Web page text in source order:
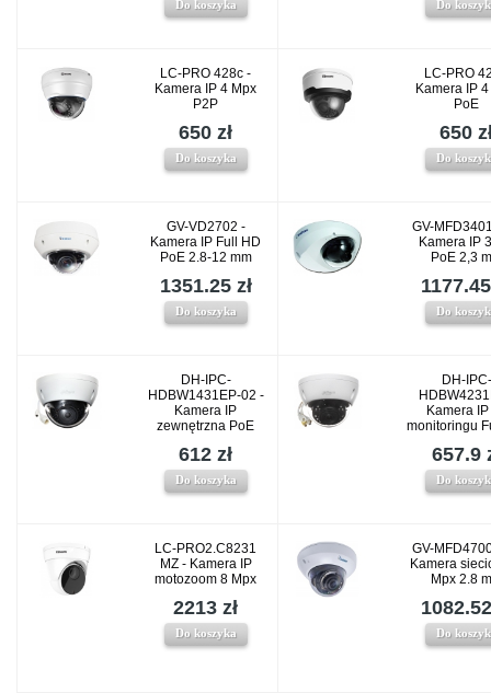
Do koszyka Do
LC-PRO 428c -
Kamera IP 4 Mpx
P2P
650 zł
Do koszyka
LC-PRO
Kamera IP
PoE
650
Do
GV-VD2702 -
Kamera IP Full HD
PoE 2.8-12 mm
1351.25 zł
Do koszyka
GV-
Kamera IP
PoE 2,3
Do
DH-IPC-
HDBW1431EP-02 -
Kamera IP
zewnętrzna PoE
612 zł
Do koszyka
DH-IPC-
Kamera
monitoringu
657.9
Do
LC-PRO2.C8231
MZ - Kamera IP
motozoom 8 Mpx
2213 zł
Do koszyka
GV-
Kamera
Mpx 2.8
Do